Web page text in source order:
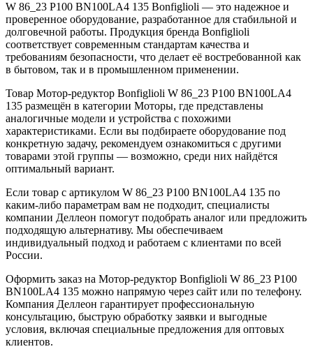
W 86_23 P100 BN100LA4 135 Bonfiglioli — это надежное и
проверенное оборудование, разработанное для стабильной и
долговечной работы. Продукция бренда Bonfiglioli
соответствует современным стандартам качества и
требованиям безопасности, что делает её востребованной как
в бытовом, так и в промышленном применении.
Товар Мотор-редуктор Bonfiglioli W 86_23 P100 BN100LA4
135 размещён в категории Моторы, где представлены
аналогичные модели и устройства с похожими
характеристиками. Если вы подбираете оборудование под
конкретную задачу, рекомендуем ознакомиться с другими
товарами этой группы — возможно, среди них найдётся
оптимальный вариант.
Если товар с артикулом W 86_23 P100 BN100LA4 135 по
каким-либо параметрам вам не подходит, специалисты
компании Деллеон помогут подобрать аналог или предложить
подходящую альтернативу. Мы обеспечиваем
индивидуальный подход и работаем с клиентами по всей
России.
Оформить заказ на Мотор-редуктор Bonfiglioli W 86_23 P100
BN100LA4 135 можно напрямую через сайт или по телефону.
Компания Деллеон гарантирует профессиональную
консультацию, быструю обработку заявки и выгодные
условия, включая специальные предложения для оптовых
клиентов.